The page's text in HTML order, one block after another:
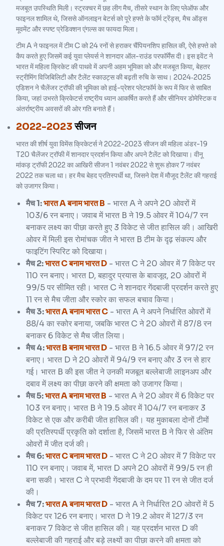
मजबूत उपस्थिति मिली। स्ट्रक्चर में छह लीग मैच, तीसरे स्थान के लिए प्लेऑफ और
फाइनल शामिल थे, जिससे ऑनलाइन बेटर्स को पूरे हफ्ते के फॉर्म ट्रेंड्स, मैच ऑड्स
मूवमेंट और स्पष्ट प्रेडिक्शन एंगल्स का फायदा मिला।
टीम A ने फाइनल में टीम C को 24 रनों से हराकर चैंपियनशिप हासिल की, ऐसे हफ्ते को
कैप करते हुए जिसमें कई युवा प्लेयर्स ने शानदार ऑल-राउंड परफॉर्मेंस दी। इस इवेंट ने
भारत में महिला क्रिकेट की पाथवे में अपनी अहम भूमिका को और मजबूत किया, बेहतर
स्ट्रीमिंग विजिबिलिटी और टैलेंट स्काउट्स की बढ़ती रुचि के साथ। 2024‑2025
एडिशन ने चैलेंजर ट्रॉफी की भूमिका को हाई-प्रेशर प्लेटफॉर्म के रूप में फिर से साबित
किया, जहां उभरते क्रिकेटर्स राष्ट्रीय ध्यान आकर्षित करते हैं और सीनियर डोमेस्टिक व
अंतर्राष्ट्रीय अवसरों की ओर गति बनाते हैं।
2022-2023सीजन
भारत की शीर्ष युवा विमेंस क्रिकेटर्स ने 2022-2023 सीजन की महिला अंडर-19
T20 चैलेंजर ट्रॉफी में शानदार प्रदर्शन किया और अपने टैलेंट को दिखाया। वीनू
मांकड़ ट्रॉफी 2022 का आखिरी सीजन 1 नवंबर 2022 से शुरू होकर 7 नवंबर
2022 तक चला था। हर मैच बेहद प्रतिस्पर्धी था, जिसने देश में मौजूद टैलेंट की गहराई
को उजागर किया।
मैच 1:भारत A बनाम भारत B - भारत A ने अपने 20 ओवरों में
103/6 रन बनाए। जवाब में भारत B ने 19.5 ओवर में 104/7 रन
बनाकर लक्ष्य का पीछा करते हुए 3 विकेट से जीत हासिल की। आखिरी
ओवर में मिली इस रोमांचक जीत ने भारत B टीम के दृढ़ संकल्प और
फाइटिंग स्पिरिट को दिखाया।
मैच 2:भारत C बनाम भारत D - भारत C ने 20 ओवर में 7 विकेट पर
110 रन बनाए। भारत D, बहादुर प्रयास के बावजूद, 20 ओवरों में
99/5 पर सीमित रही। भारत C ने शानदार गेंदबाजी प्रदर्शन करते हुए
11 रन से मैच जीता और स्कोर का सफल बचाव किया।
मैच 3:भारत A बनाम भारत C - भारत A ने अपने निर्धारित ओवरों में
88/4 का स्कोर बनाया, जबकि भारत C ने 20 ओवरों में 87/8 रन
बनाकर 6 विकेट से मैच जीत लिया।
मैच 4:भारत B बनाम भारत D - भारत B ने 16.5 ओवर में 97/2 रन
बनाए। भारत D ने 20 ओवरों में 94/9 रन बनाए और 3 रन से हार
गई। भारत B की इस जीत ने उनकी मजबूत बल्लेबाजी लाइनअप और
दबाव में लक्ष्य का पीछा करने की क्षमता को उजागर किया।
मैच 5:भारत A बनाम भारत B - भारत A ने 20 ओवर में 6 विकेट पर
103 रन बनाए। भारत B ने 19.5 ओवर में 104/7 रन बनाकर 3
विकेट से एक और करीबी जीत हासिल की। यह मुकाबला दोनों टीमों
की प्रतिस्पर्धी प्रकृति को दर्शाता है, जिसमें भारत B ने फिर से अंतिम
ओवरों में जीत दर्ज की।
मैच 6:भारत C बनाम भारत D - भारत C ने 20 ओवर में 7 विकेट पर
110 रन बनाए। जवाब में, भारत D अपने 20 ओवरों में 99/5 रन ही
बना सकी। भारत C ने प्रभावी गेंदबाजी के दम पर 11 रन से जीत दर्ज
की।
मैच 7:भारत A बनाम भारत D - भारत A ने निर्धारित 20 ओवरों में 5
विकेट पर 126 रन बनाए। भारत D ने 19.2 ओवर में 127/3 रन
बनाकर 7 विकेट से जीत हासिल की। यह प्रदर्शन भारत D की
बल्लेबाजी की गहराई और बड़े लक्ष्यों का पीछा करने की क्षमता को